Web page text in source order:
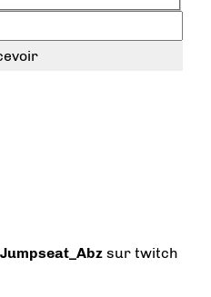
Jumpseat_Abz sur twitch